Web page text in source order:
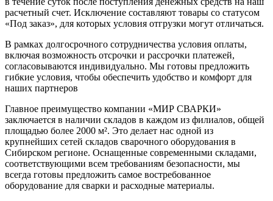
расчетный счет. Исключение составляют товары со статусом
«Под заказ», для которых условия отгрузки могут отличаться.
В рамках долгосрочного сотрудничества условия оплаты,
включая возможность отсрочки и рассрочки платежей,
согласовываются индивидуально. Мы готовы предложить
гибкие условия, чтобы обеспечить удобство и комфорт для
наших партнеров
Главное преимущество компании «МИР СВАРКИ»
заключается в наличии складов в каждом из филиалов, общей
площадью более 2000 м². Это делает нас одной из
крупнейших сетей складов сварочного оборудования в
Сибирском регионе. Оснащенные современными складами,
соответствующими всем требованиям безопасности, мы
всегда готовы предложить самое востребованное
оборудование для сварки и расходные материалы.